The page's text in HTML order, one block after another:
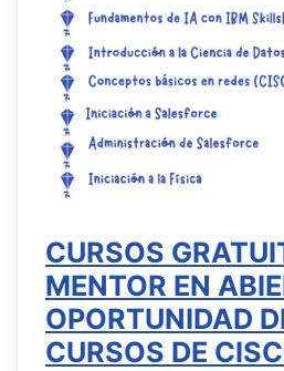
CURSOS
MENTOR EN
OPORTUNIDAD
CURSOS DE